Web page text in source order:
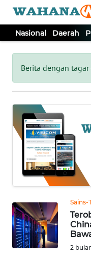
Nasional Daerah
Berita dengan tagar
Sains-
2
Tutup
NASIONAL
DAERAH
POLHUKAM
KRIMINAL
EKUIN
SAINS-TEKNO